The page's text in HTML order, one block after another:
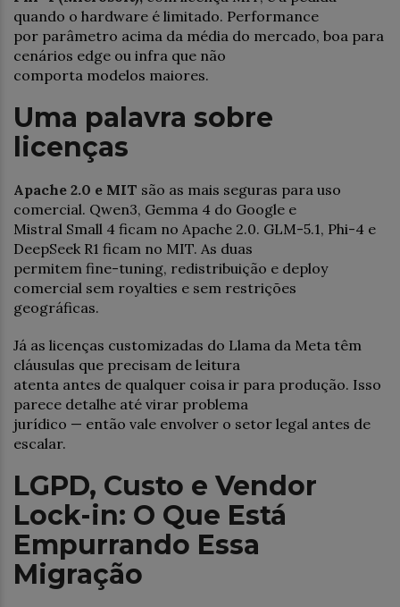
quando o hardware é limitado. Performance
por parâmetro acima da média do mercado, boa para
cenários edge ou infra que não
comporta modelos maiores.
Uma palavra sobre
licenças
Apache 2.0 e MIT são as mais seguras para uso
comercial. Qwen3, Gemma 4 do Google e
Mistral Small 4 ficam no Apache 2.0. GLM-5.1, Phi-4 e
DeepSeek R1 ficam no MIT. As duas
permitem fine-tuning, redistribuição e deploy
comercial sem royalties e sem restrições
geográficas.
Já as licenças customizadas do Llama da Meta têm
cláusulas que precisam de leitura
atenta antes de qualquer coisa ir para produção. Isso
parece detalhe até virar problema
jurídico — então vale envolver o setor legal antes de
escalar.
LGPD, Custo e Vendor
Lock-in: O Que Está
Empurrando Essa
Migração